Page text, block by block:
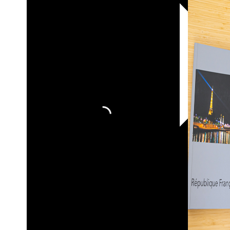
ФотоПодушки
Фотоcувениры